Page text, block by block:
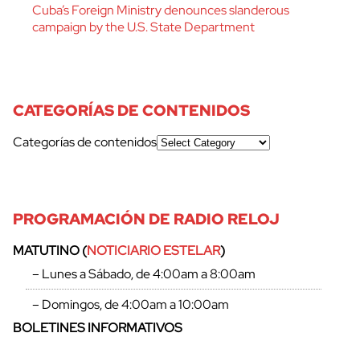
Cuba’s Foreign Ministry denounces slanderous
campaign by the U.S. State Department
CATEGORÍAS DE CONTENIDOS
Categorías de contenidos
PROGRAMACIÓN DE RADIO RELOJ
MATUTINO (NOTICIARIO ESTELAR)
– Lunes a Sábado, de 4:00am a 8:00am
– Domingos, de 4:00am a 10:00am
BOLETINES INFORMATIVOS